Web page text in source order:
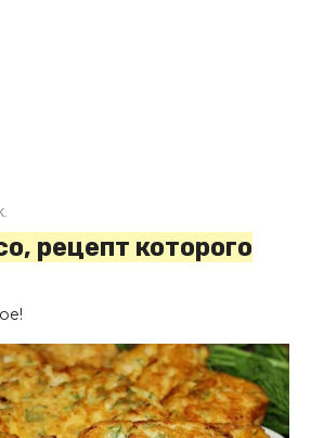
рецепт которого